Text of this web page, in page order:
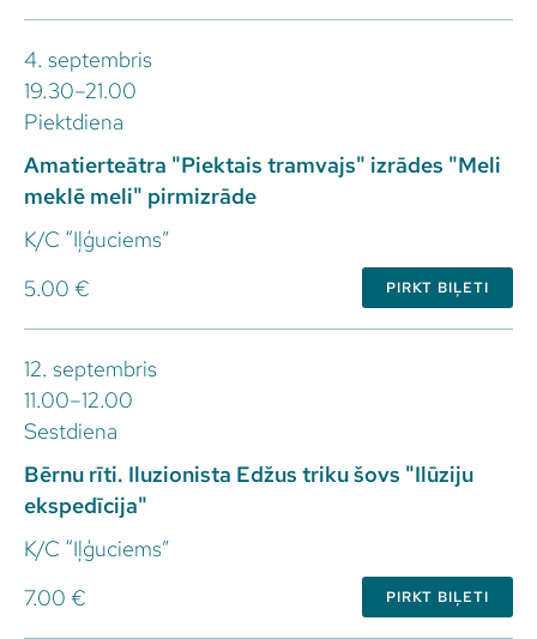
4. septembris
19.30–21.00
Piektdiena
Amatierteātra "Piektais tramvajs" izrādes "Meli
meklē meli" pirmizrāde
K/C “Iļģuciems”
5.00 €
PIRKT BIĻETI
12. septembris
11.00–12.00
Sestdiena
Bērnu rīti. Iluzionista Edžus triku šovs "Ilūziju
ekspedīcija"
K/C “Iļģuciems”
7.00 €
PIRKT BIĻETI